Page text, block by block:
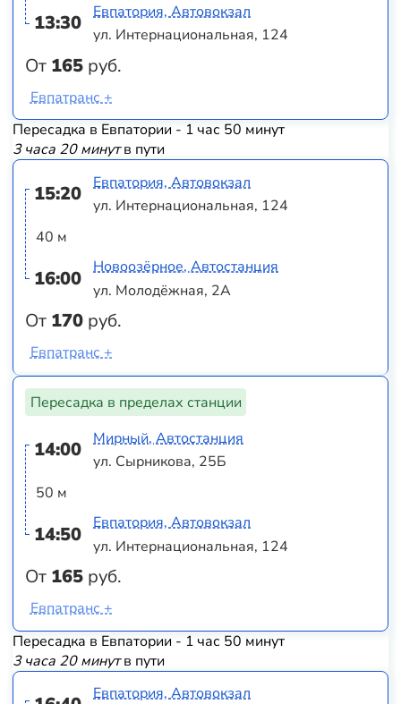
13:30
От 165 руб.
Евпатория, Автовокзал
ул. Интернациональная, 124
Евпатранс +
Пересадка в Евпатории - 1 час 50 минут
3 часа 20 минутв пути
15:20
40 м
16:00
От 170 руб.
Евпатория, Автовокзал
ул. Интернациональная, 124
Новоозёрное, Автостанция
ул. Молодёжная, 2А
Евпатранс +
Пересадка в пределах станции
14:00
50 м
14:50
От 165 руб.
Мирный, Автостанция
ул. Сырникова, 25Б
Евпатория, Автовокзал
ул. Интернациональная, 124
Евпатранс +
Пересадка в Евпатории - 1 час 50 минут
3 часа 20 минутв пути
Евпатория, Автовокзал